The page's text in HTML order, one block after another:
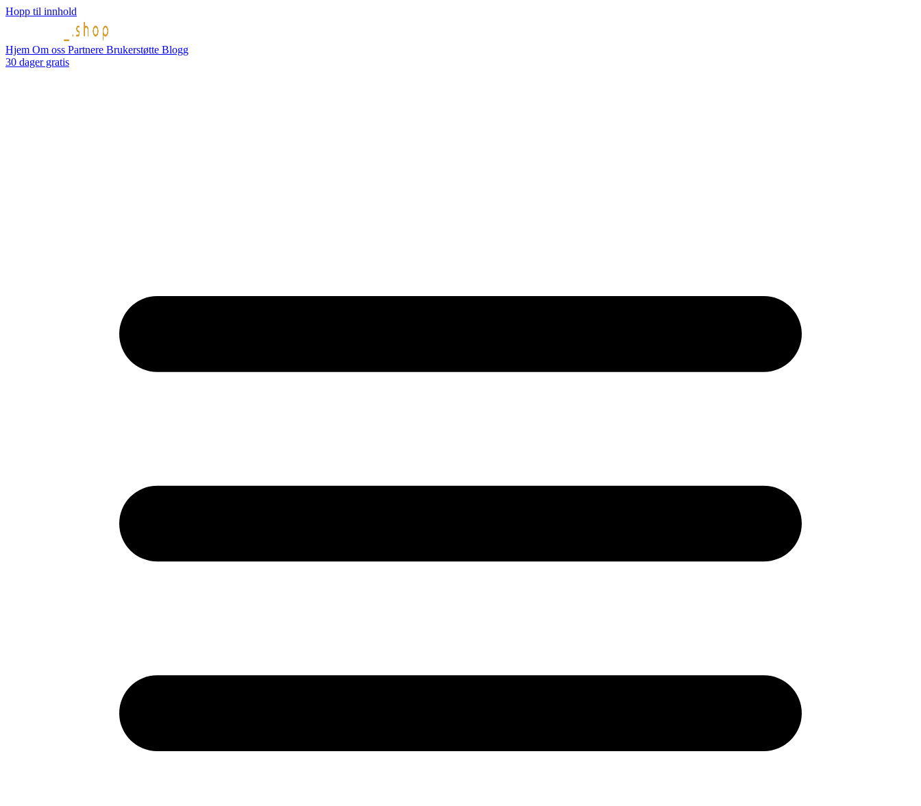
Hopp til innhold
Hjem Om oss Partnere Brukerstøtte Blogg
30 dager gratis